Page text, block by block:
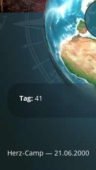
Tag: 41
Herz-Camp — 21.06.2000